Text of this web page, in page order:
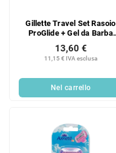
Gillette Travel Set Rasoio
ProGlide + Gel da Barba
11,15 € IVA esclusa
13,60 €
Nel carrello